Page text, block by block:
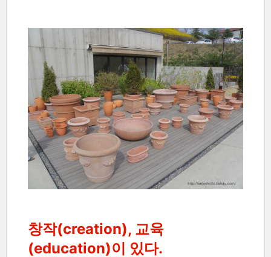
창작(creation), 교육
(education)이 있다.